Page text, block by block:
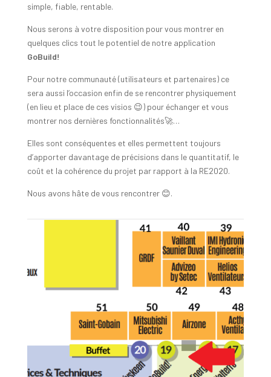
simple, fiable, rentable.
Nous serons à votre disposition pour vous montrer en
quelques clics tout le potentiel de notre application
GoBuild!
Pour notre communauté (utilisateurs et partenaires) ce
sera aussi l’occasion enfin de se rencontrer physiquement
(en lieu et place de ces visios 😉) pour échanger et vous
montrer nos dernières fonctionnalités🚀…
Elles sont conséquentes et elles permettent toujours
d’apporter davantage de précisions dans le quantitatif, le
coût et la cohérence du projet par rapport à la RE2020.
Nous avons hâte de vous rencontrer 😊.